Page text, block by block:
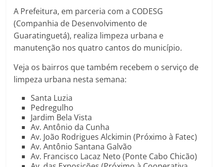
A Prefeitura, em parceria com a CODESG
(Companhia de Desenvolvimento de
Guaratinguetá), realiza limpeza urbana e
manutenção nos quatro cantos do município.
Veja os bairros que também recebem o serviço de
limpeza urbana nesta semana:
Santa Luzia
Pedregulho
Jardim Bela Vista
Av. Antônio da Cunha
Av. João Rodrigues Alckimin (Próximo à Fatec)
Av. Antônio Santana Galvão
Av. Francisco Lacaz Neto (Ponte Cabo Chicão)